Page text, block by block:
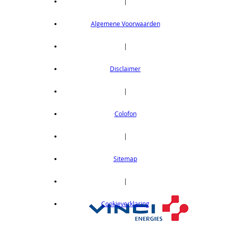
Algemene Voorwaarden
|
Disclaimer
|
Colofon
|
Sitemap
|
Cookieverklaring